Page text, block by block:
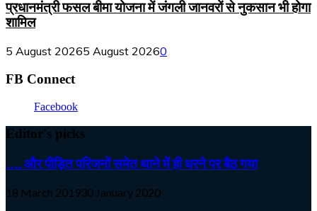
प्रधानमंत्री फसल बीमा योजना में जंगली जानवरों से नुकसान भी होगा
शामिल
5 August 20265 August 20260
FB Connect
Facebook
Editor's picks
…. और पीड़ित परिजनों समेत थाने में ही धरने पर बैठ गया
18 March 201930 January 2020